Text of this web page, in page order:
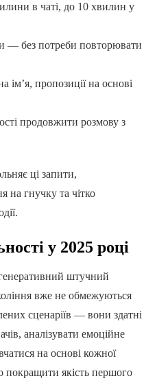
в чаті, до 10 хвилин у
— без потреби повторювати
ім’я, пропозиції на основі
продовжити розмову з
ці запити,
на гнучку та чітко
у 2025 році
штучний
вже не обмежуються
сценаріїв — вони здатні
аналізувати емоційне
на основі кожної
покращити якість першого